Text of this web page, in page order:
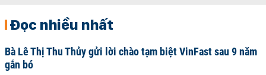
Đọc nhiều nhất
Bà Lê Thị Thu Thủy gửi lời chào tạm biệt VinFast sau 9 năm
gắn bó